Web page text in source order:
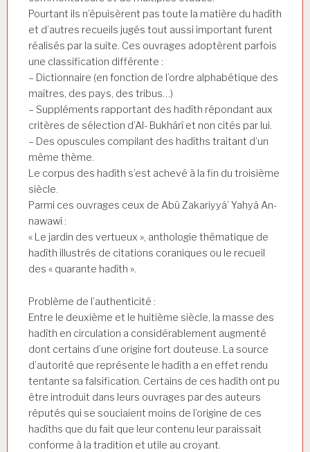
Pourtant ils n’épuisèrent pas toute la matière du hadîth
et d’autres recueils jugés tout aussi important furent
réalisés par la suite. Ces ouvrages adoptèrent parfois
une classification différente :
– Dictionnaire (en fonction de l’ordre alphabétique des
maîtres, des pays, des tribus…)
– Suppléments rapportant des hadîth répondant aux
critères de sélection d’Al- Bukhârî et non cités par lui.
– Des opuscules compilant des hadîths traitant d’un
même thème.
Le corpus des hadîth s’est achevé à la fin du troisième
siècle.
Parmi ces ouvrages ceux de Abû Zakariyyâ’ Yahyâ An-
nawawî :
« Le jardin des vertueux », anthologie thématique de
hadîth illustrés de citations coraniques ou le recueil
des « quarante hadîth ».
Problème de l’authenticité :
Entre le deuxième et le huitième siècle, la masse des
hadîth en circulation a considérablement augmenté
dont certains d’une origine fort douteuse. La source
d’autorité que représente le hadîth a en effet rendu
tentante sa falsification. Certains de ces hadîth ont pu
être introduit dans leurs ouvrages par des auteurs
réputés qui se souciaient moins de l’origine de ces
hadîths que du fait que leur contenu leur paraissait
conforme à la tradition et utile au croyant.